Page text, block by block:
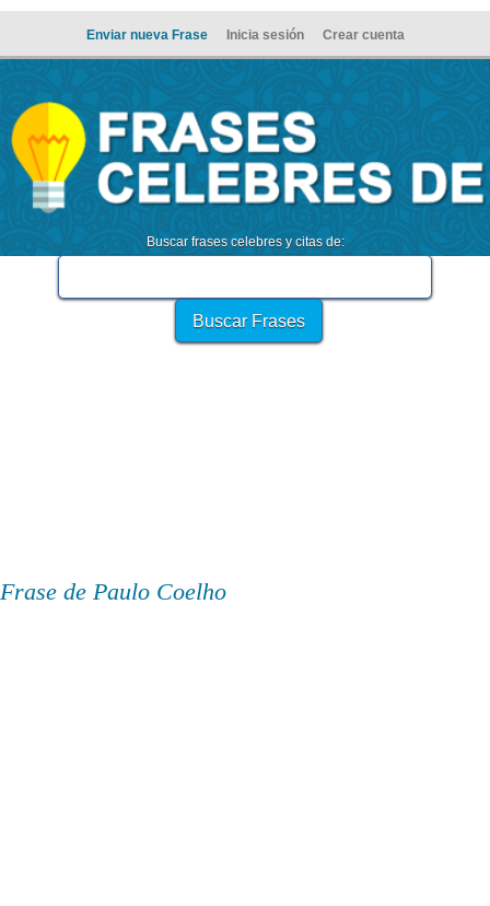
Enviar nueva Frase Inicia sesión Crear cuenta
Buscar frases celebres y citas de:
Frase de Paulo Coelho